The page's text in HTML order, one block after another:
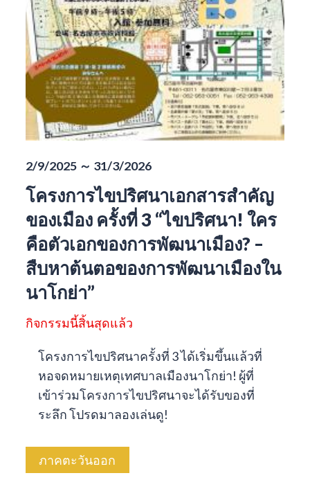
2/9/2025 ～ 31/3/2026
โครงการไขปริศนาเอกสารสำคัญ
ของเมือง ครั้งที่ 3 “ไขปริศนา! ใคร
คือตัวเอกของการพัฒนาเมือง? –
สืบหาต้นตอของการพัฒนาเมืองใน
นาโกย่า”
กิจกรรมนี้สิ้นสุดแล้ว
โครงการไขปริศนาครั้งที่ 3 ได้เริ่มขึ้นแล้วที่
หอจดหมายเหตุเทศบาลเมืองนาโกย่า! ผู้ที่
เข้าร่วมโครงการไขปริศนาจะได้รับของที่
ระลึก โปรดมาลองเล่นดู!
ภาคตะวันออก